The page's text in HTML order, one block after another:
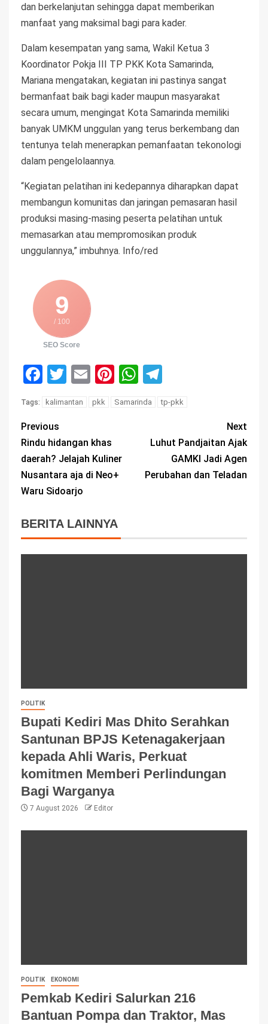
dan berkelanjutan sehingga dapat memberikan
manfaat yang maksimal bagi para kader.
Dalam kesempatan yang sama, Wakil Ketua 3
Koordinator Pokja III TP PKK Kota Samarinda,
Mariana mengatakan, kegiatan ini pastinya sangat
bermanfaat baik bagi kader maupun masyarakat
secara umum, mengingat Kota Samarinda memiliki
banyak UMKM unggulan yang terus berkembang dan
tentunya telah menerapkan pemanfaatan tekonologi
dalam pengelolaannya.
“Kegiatan pelatihan ini kedepannya diharapkan dapat
membangun komunitas dan jaringan pemasaran hasil
produksi masing-masing peserta pelatihan untuk
memasarkan atau mempromosikan produk
unggulannya,” imbuhnya. Info/red
9
/ 100
SEO Score
Facebook
Twitter
EmailPinterest
WhatsApp
Tags: kalimantan pkk Samarinda tp-pkk
Previous
Rindu hidangan khas
daerah? Jelajah Kuliner
Nusantara aja di Neo+
Waru Sidoarjo
Next
Luhut Pandjaitan Ajak
GAMKI Jadi Agen
Perubahan dan Teladan
BERITA LAINNYA
POLITIK
Bupati Kediri Mas Dhito Serahkan
Santunan BPJS Ketenagakerjaan
kepada Ahli Waris, Perkuat
komitmen Memberi Perlindungan
Bagi Warganya
7 August 2026 Editor
POLITIK EKONOMI
Pemkab Kediri Salurkan 216
Bantuan Pompa dan Traktor, Mas